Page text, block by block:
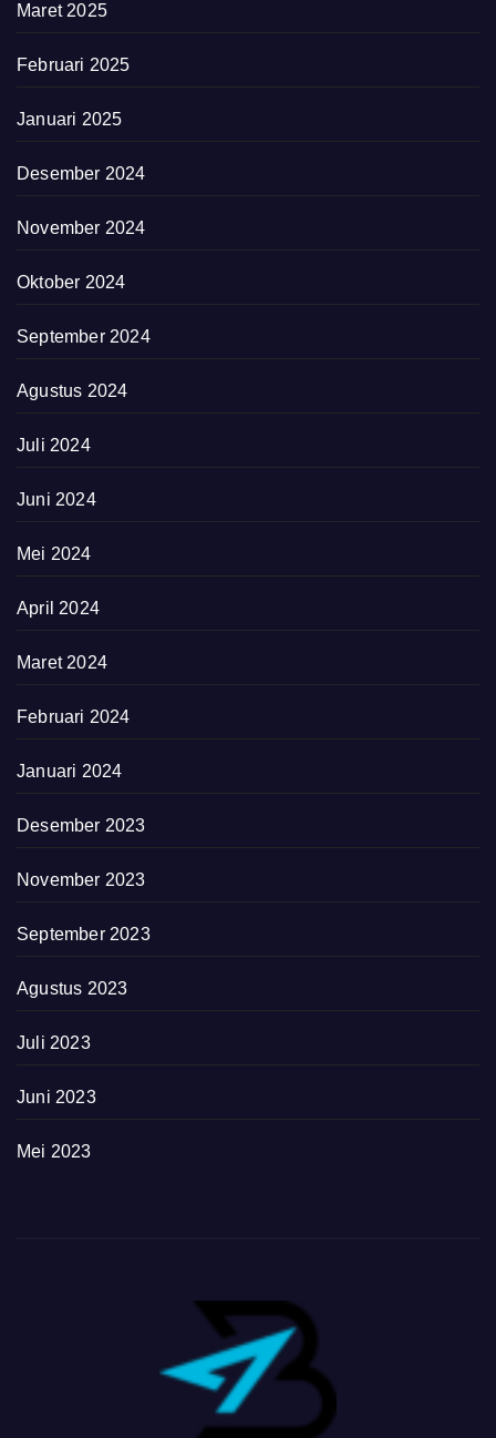
Maret 2025
Februari 2025
Januari 2025
Desember 2024
November 2024
Oktober 2024
September 2024
Agustus 2024
Juli 2024
Juni 2024
Mei 2024
April 2024
Maret 2024
Februari 2024
Januari 2024
Desember 2023
November 2023
September 2023
Agustus 2023
Juli 2023
Juni 2023
Mei 2023